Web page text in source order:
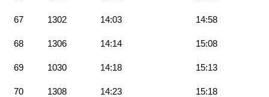
67 1302 14:03 14:58
68 1306 14:14 15:08
69 1030 14:18 15:13
70 1308 14:23 15:18